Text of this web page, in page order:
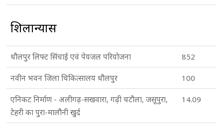
शिलान्यास
धौलपुर लिफ्ट सिंचाई एवं पेयजल परियोजना 852
नवीन भवन जिला चिकित्सालय धौलपुर 100
एनिकट निर्माण - अलीगढ़-सखवारा, गढ़ी चटौला, जसूपुरा,
टेहरी का पुरा-मालौनी खुर्द
14.09